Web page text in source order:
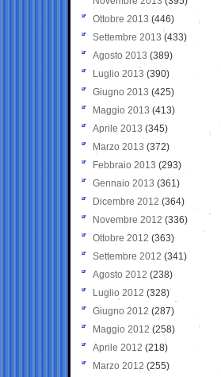
Ottobre 2013 (446)
Settembre 2013 (433)
Agosto 2013 (389)
Luglio 2013 (390)
Giugno 2013 (425)
Maggio 2013 (413)
Aprile 2013 (345)
Marzo 2013 (372)
Febbraio 2013 (293)
Gennaio 2013 (361)
Dicembre 2012 (364)
Novembre 2012 (336)
Ottobre 2012 (363)
Settembre 2012 (341)
Agosto 2012 (238)
Luglio 2012 (328)
Giugno 2012 (287)
Maggio 2012 (258)
Aprile 2012 (218)
Marzo 2012 (255)